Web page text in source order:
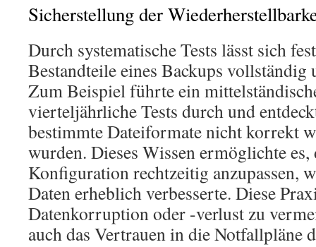
Sicherstellung der
Durch systematische Tests lässt sich
Bestandteile eines Backups vollständig
Zum Beispiel führte ein
vierteljährliche Tests durch und
bestimmte Dateiformate nicht korrekt
wurden. Dieses Wissen ermöglichte
Konfiguration rechtzeitig anzupassen,
Daten erheblich verbesserte. Diese
Datenkorruption oder -verlust zu
auch das Vertrauen in die Notfallpläne